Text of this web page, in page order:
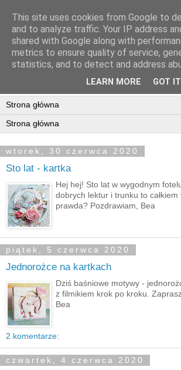
wtorek, 30 czerwca 2020
Sto lat - kartka
Hej hej! Sto lat w wygodnym
dobrych lektur i trunku to
prawda? Pozdrawiam, Bea
piątek, 5 czerwca 2020
Jednorożce na kartkach
Dziś baśniowe motywy -
z filmikiem krok po kroku.
Bea
2 komentarze:
czwartek, 4 czerwca 2020
This site uses cookies from Google to
and to analyze traffic. Your IP address
shared with Google along with
metrics to ensure quality of service,
statistics, and to detect and address
LEARN MORE GOT IT